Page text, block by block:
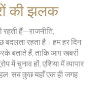
की झलक
रहती हैं—राजनीति,
बदलता रहता है। हम हर दिन
बताते हैं, ताकि आप खबरों
में चुनाव हों, एशिया में व्यापार
सब कुछ यहाँ एक ही जगह